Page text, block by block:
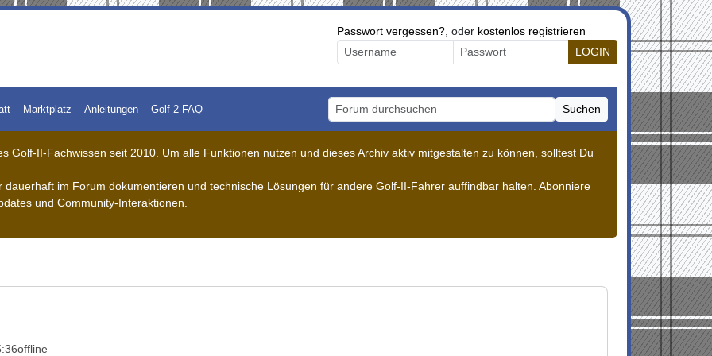
Passwort vergessen? , oder kostenlos registrieren
LOGIN
Marktplatz Anleitungen Golf 2 FAQ
Forum durchsuchen
Suchen
Golf-II-Fachwissen seit 2010. Um alle Funktionen nutzen und dieses Archiv aktiv mitgestalten zu können, solltest Du
im Forum dokumentieren und technische Lösungen für andere Golf-II-Fahrer auffindbar halten. Abonniere
und Community-Interaktionen.
offline